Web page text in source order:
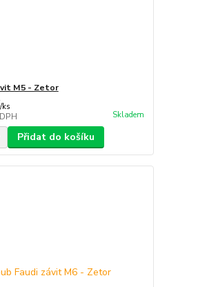
M5 - Zetor
/ks
Skladem
Přidat do košíku